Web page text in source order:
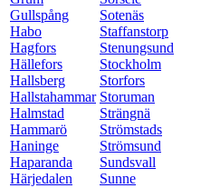
Gullspång
Habo
Hagfors
Hällefors
Hallsberg
Hallstahammar
Halmstad
Hammarö
Haninge
Haparanda
Härjedalen
Sotenäs
Staffanstorp
Stenungsund
Stockholm
Storfors
Storuman
Strängnä
Strömstads
Strömsund
Sundsvall
Sunne